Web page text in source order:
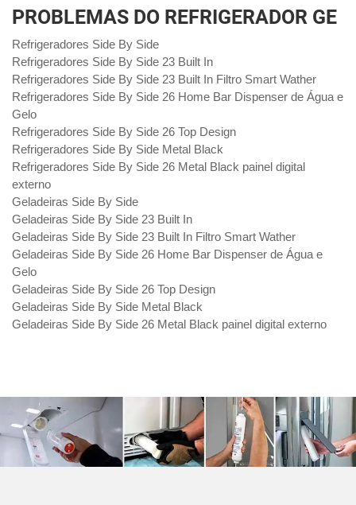
PROBLEMAS DO REFRIGERADOR GE
Refrigeradores Side By Side
Refrigeradores Side By Side 23 Built In
Refrigeradores Side By Side 23 Built In Filtro Smart Wather
Refrigeradores Side By Side 26 Home Bar Dispenser de Água e
Gelo
Refrigeradores Side By Side 26 Top Design
Refrigeradores Side By Side Metal Black
Refrigeradores Side By Side 26 Metal Black painel digital
externo
Geladeiras Side By Side
Geladeiras Side By Side 23 Built In
Geladeiras Side By Side 23 Built In Filtro Smart Wather
Geladeiras Side By Side 26 Home Bar Dispenser de Água e
Gelo
Geladeiras Side By Side 26 Top Design
Geladeiras Side By Side Metal Black
Geladeiras Side By Side 26 Metal Black painel digital externo